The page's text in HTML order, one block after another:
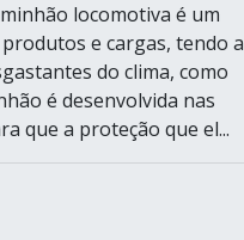
locomotiva é um
e cargas, tendo a
do clima, como
é desenvolvida nas
que a proteção que el...